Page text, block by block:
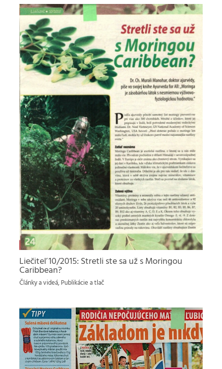
2
9
,
9
0
€
.
9
,
9
0
€
.
Liečiteľ 10/2015: Stretli ste sa už s Moringou
Caribbean?
Články a videá, Publikácie a tlač